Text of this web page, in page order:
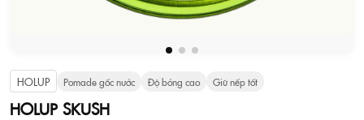
HOLUP Pomade gốc nước Độ bóng cao Giữ nếp tốt
HOLUP SKUSH